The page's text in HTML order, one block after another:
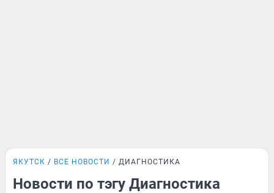
ЯКУТСК ВСЕ НОВОСТИ ДИАГНОСТИКА
Новости по тэгу Диагностика